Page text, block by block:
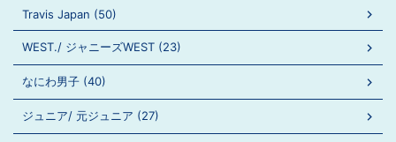
Travis Japan (50)
WEST./ ジャニーズWEST (23)
なにわ男子 (40)
ジュニア/ 元ジュニア (27)